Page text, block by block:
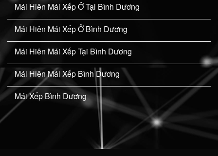
Mái Hiên Mái Xếp Ở Tại Bình Dương
Mái Hiên Mái Xếp Ở Bình Dương
Mái Hiên Mái Xếp Tại Bình Dương
Mái Hiên Mái Xếp Bình Dương
Mái Xếp Bình Dương